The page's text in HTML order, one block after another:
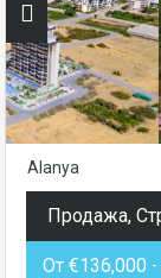
Alanya
Продажа,
От €136,000